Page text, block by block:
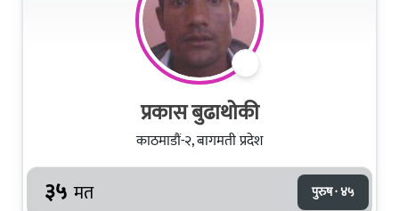
प्रकास बुढाथोकी
काठमाडौं-२, बागमती प्रदेश
३५ मत पुरुष · ४५